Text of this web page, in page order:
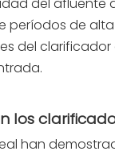
del afluente
períodos de
del
los
han